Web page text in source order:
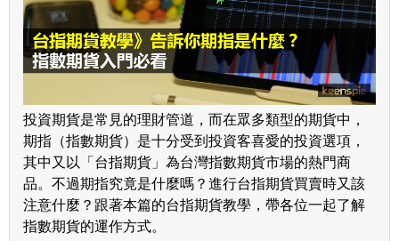
投資期貨是常見的理財管道，而在眾多類型的期貨中，
期指（指數期貨）是十分受到投資客喜愛的投資選項，
其中又以「台指期貨」為台灣指數期貨市場的熱門商
品。不過期指究竟是什麼嗎？進行台指期貨買賣時又該
注意什麼？跟著本篇的台指期貨教學，帶各位一起了解
指數期貨的運作方式。